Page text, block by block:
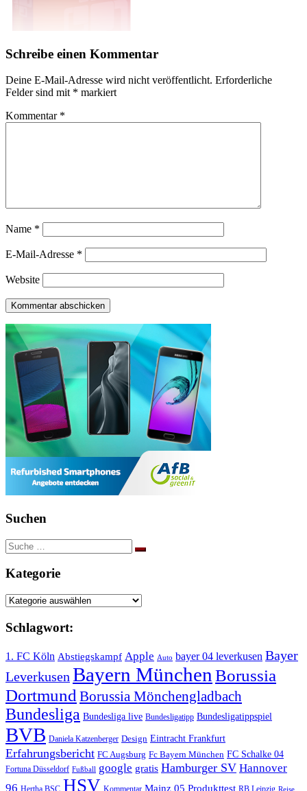
Schreibe einen Kommentar
Deine E-Mail-Adresse wird nicht veröffentlicht. Erforderliche
Felder sind mit * markiert
Kommentar *
Name *
E-Mail-Adresse *
Website
Suchen
Suche
nach:
Kategorie
Kategorie
Schlagwort:
1. FC Köln Abstiegskampf Apple Auto bayer 04 leverkusen Bayer
Leverkusen Bayern München Borussia
Dortmund Borussia Mönchengladbach
Bundesliga Bundesliga live Bundesligatipp Bundesligatippspiel
BVB Daniela Katzenberger Design Eintracht Frankfurt
Erfahrungsbericht FC Augsburg Fc Bayern München FC Schalke 04
Fortuna Düsseldorf Fußball google gratis Hamburger SV Hannover
96 Hertha BSC HSV Kommentar Mainz 05 Produkttest RB Leipzig Reise